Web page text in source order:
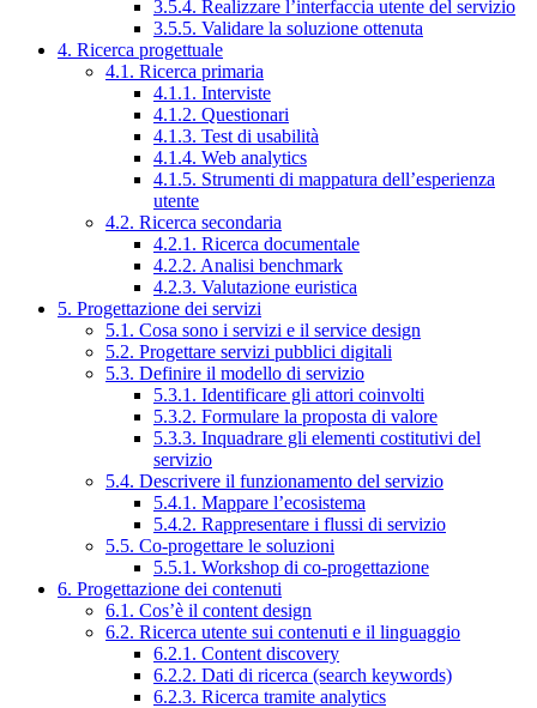
3.5.4. Realizzare l’interfaccia utente del servizio
3.5.5. Validare la soluzione ottenuta
4. Ricerca progettuale
4.1. Ricerca primaria
4.1.1. Interviste
4.1.2. Questionari
4.1.3. Test di usabilità
4.1.4. Web analytics
4.1.5. Strumenti di mappatura dell’esperienza
utente
4.2. Ricerca secondaria
4.2.1. Ricerca documentale
4.2.2. Analisi benchmark
4.2.3. Valutazione euristica
5. Progettazione dei servizi
5.1. Cosa sono i servizi e il service design
5.2. Progettare servizi pubblici digitali
5.3. Definire il modello di servizio
5.3.1. Identificare gli attori coinvolti
5.3.2. Formulare la proposta di valore
5.3.3. Inquadrare gli elementi costitutivi del
servizio
5.4. Descrivere il funzionamento del servizio
5.4.1. Mappare l’ecosistema
5.4.2. Rappresentare i flussi di servizio
5.5. Co-progettare le soluzioni
5.5.1. Workshop di co-progettazione
6. Progettazione dei contenuti
6.1. Cos’è il content design
6.2. Ricerca utente sui contenuti e il linguaggio
6.2.1. Content discovery
6.2.2. Dati di ricerca (search keywords)
6.2.3. Ricerca tramite analytics